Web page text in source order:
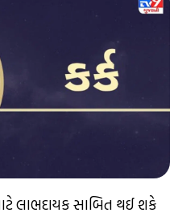
લાભદાયક સાબિત થઈ શકે